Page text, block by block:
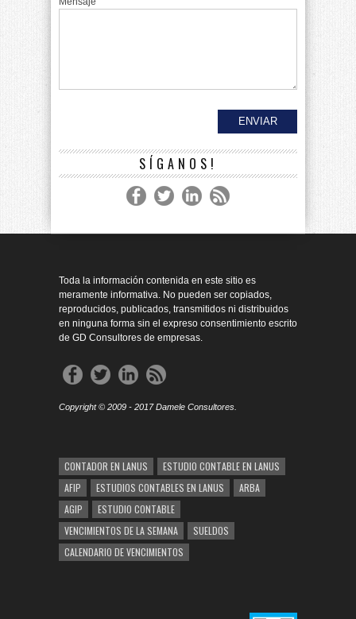
SÍGANOS!
Toda la información contenida en este sitio es
meramente informativa. No pueden ser copiados,
reproducidos, publicados, transmitidos ni distribuidos
en ninguna forma sin el expreso consentimiento escrito
de GD Consultores de empresas.
Copyright © 2009 - 2017 Damele Consultores.
CONTADOR EN LANUS
ESTUDIO CONTABLE EN LANUS
AFIP
ESTUDIOS CONTABLES EN LANUS
ARBA
AGIP
ESTUDIO CONTABLE
VENCIMIENTOS DE LA SEMANA
SUELDOS
CALENDARIO DE VENCIMIENTOS